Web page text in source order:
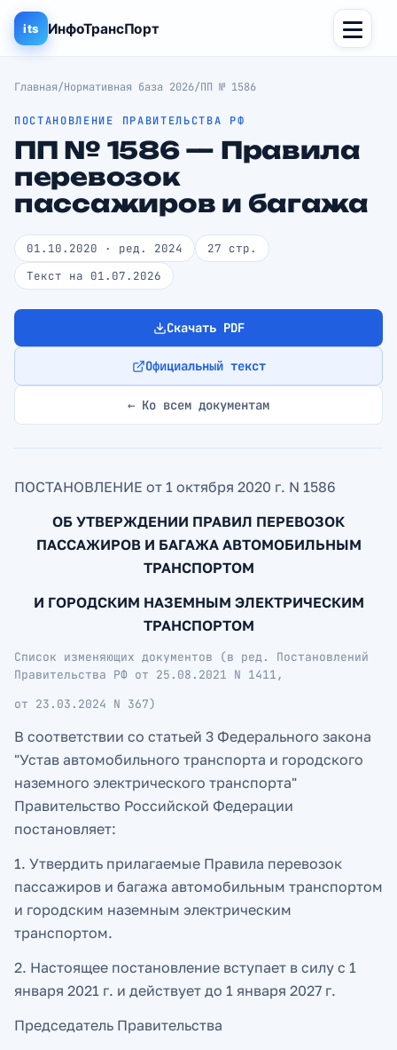
its ИнфоТрансПорт
Главная/Нормативная база 2026/ПП № 1586
ПОСТАНОВЛЕНИЕ ПРАВИТЕЛЬСТВА РФ
ПП № 1586 — Правила
перевозок
пассажиров и багажа
01.10.2020 · ред. 2024
27 стр.
Текст на 01.07.2026
Скачать PDF
Официальный текст
← Ко всем документам
ПОСТАНОВЛЕНИЕ от 1 октября 2020 г. N 1586
ОБ УТВЕРЖДЕНИИ ПРАВИЛ ПЕРЕВОЗОК
ПАССАЖИРОВ И БАГАЖА АВТОМОБИЛЬНЫМ
ТРАНСПОРТОМ
И ГОРОДСКИМ НАЗЕМНЫМ ЭЛЕКТРИЧЕСКИМ
ТРАНСПОРТОМ
Список изменяющих документов (в ред. Постановлений
Правительства РФ от 25.08.2021 N 1411,
от 23.03.2024 N 367)
В соответствии со статьей 3 Федерального закона
"Устав автомобильного транспорта и городского
наземного электрического транспорта"
Правительство Российской Федерации
постановляет:
1. Утвердить прилагаемые Правила перевозок
пассажиров и багажа автомобильным транспортом
и городским наземным электрическим
транспортом.
2. Настоящее постановление вступает в силу с 1
января 2021 г. и действует до 1 января 2027 г.
Председатель Правительства